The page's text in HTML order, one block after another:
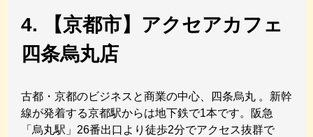
4. 【京都市】アクセアカフェ
四条烏丸店
古都・京都のビジネスと商業の中心、四条烏丸 。新幹
線が発着する京都駅からは地下鉄で1本です。阪急
「烏丸駅」26番出口より徒歩2分でアクセス抜群で